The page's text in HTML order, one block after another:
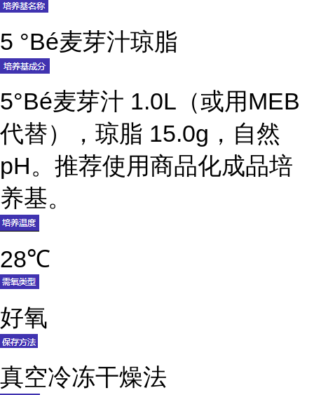
5 °Bé麦芽汁琼脂
5°Bé麦芽汁 1.0L（或用MEB
代替），琼脂 15.0g，自然
pH。推荐使用商品化成品培
养基。
28℃
好氧
真空冷冻干燥法